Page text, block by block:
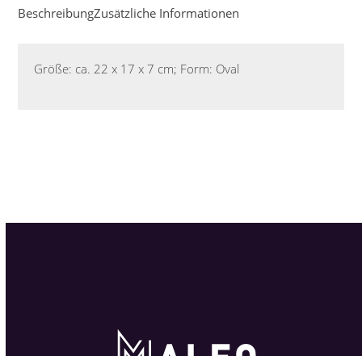
BeschreibungZusätzliche Informationen
Größe: ca. 22 x 17 x 7 cm; Form: Oval